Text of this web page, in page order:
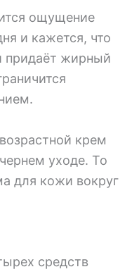
ощущение
и кажется, что
придаёт жирный
крем
уходе. То
для кожи вокруг
средств